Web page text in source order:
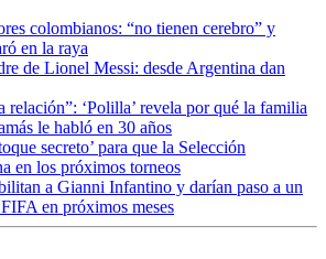
colombianos: “no tienen cerebro” y
en la raya
de Lionel Messi: desde Argentina dan
relación”: ‘Polilla’ revela por qué la familia
le habló en 30 años
secreto’ para que la Selección
en los próximos torneos
a Gianni Infantino y darían paso a un
en próximos meses